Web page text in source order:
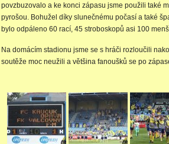
povzbuzovalo a ke konci zápasu jsme použili také
pyrošou. Bohužel díky slunečnému počasí a také
bylo odpáleno 60 rací, 45 stroboskopů asi 100
Na domácím stadionu jsme se s hráči rozloučili
soutěže moc neužili a většina fanoušků se po